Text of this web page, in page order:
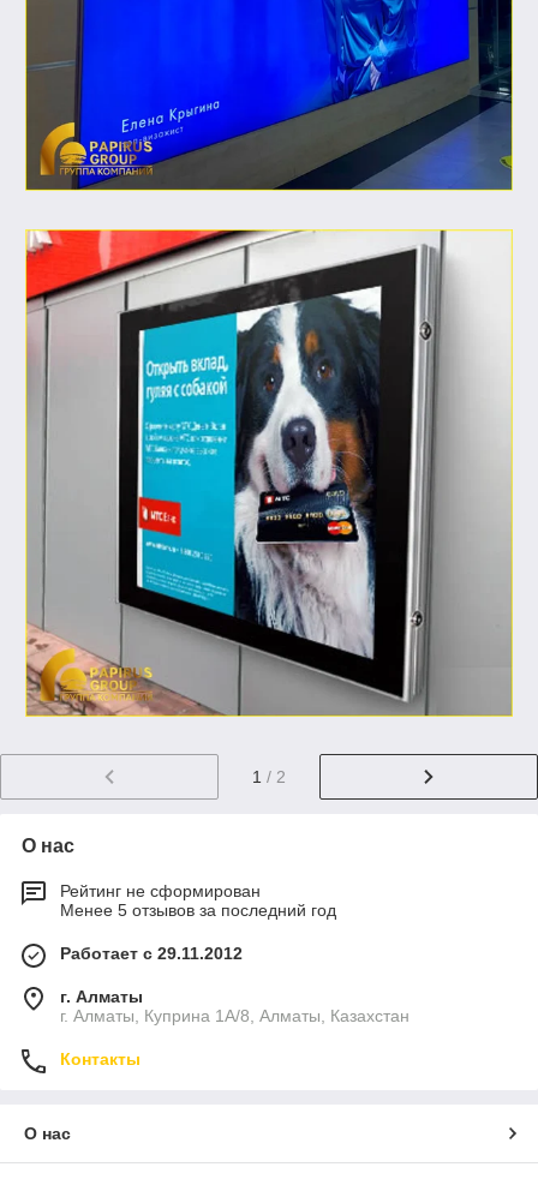
1 / 2
О нас
Рейтинг не сформирован
Менее 5 отзывов за последний год
Работает с 29.11.2012
г. Алматы
г. Алматы, Куприна 1А/8, Алматы, Казахстан
Контакты
О нас